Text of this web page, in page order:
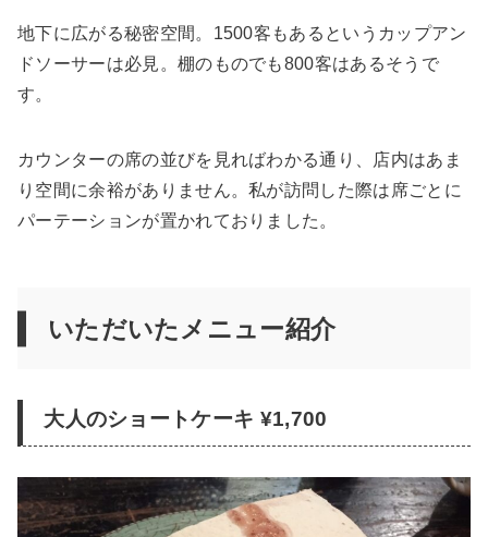
地下に広がる秘密空間。1500客もあるというカップアン
ドソーサーは必見。棚のものでも800客はあるそうで
す。
カウンターの席の並びを見ればわかる通り、店内はあま
り空間に余裕がありません。私が訪問した際は席ごとに
パーテーションが置かれておりました。
いただいたメニュー紹介
大人のショートケーキ ¥1,700